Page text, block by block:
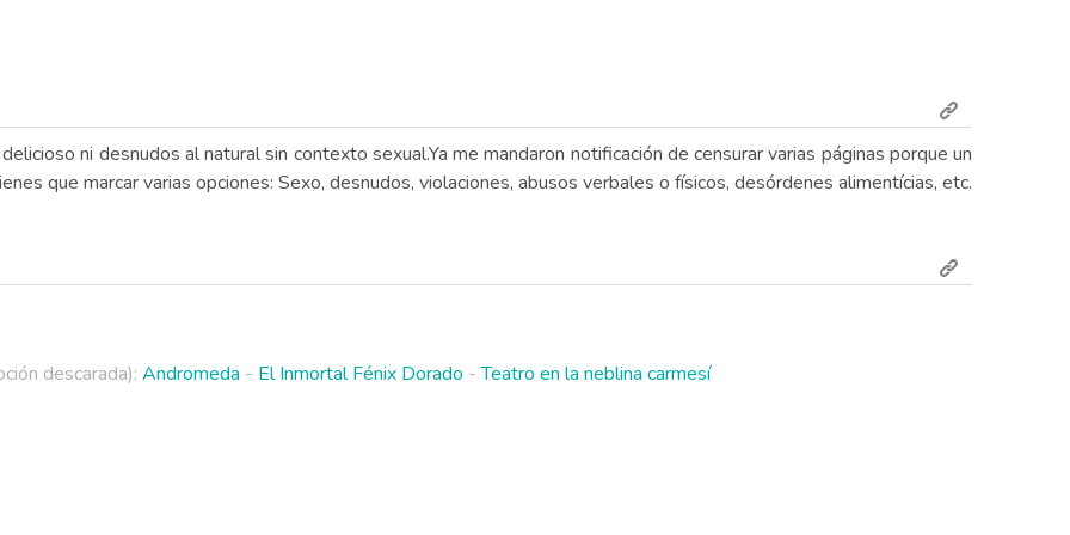
ni desnudos al natural sin contexto sexual.Ya me mandaron notificación de censurar varias páginas porque un
que marcar varias opciones: Sexo, desnudos, violaciones, abusos verbales o físicos, desórdenes alimentícias, etc.
descarada): Andromeda - El Inmortal Fénix Dorado -Teatro en la neblina carmesí